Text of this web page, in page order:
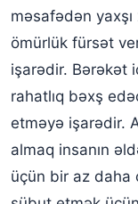
məsafədən
ömürlük fürsət
işarədir. Bərəkət
rahatlıq bəxş
etməyə işarədir.
almaq insanın
üçün bir az daha